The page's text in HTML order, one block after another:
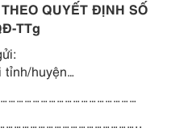
QUYẾT ĐỊNH SỐ
TTg
tỉnh/huyện…